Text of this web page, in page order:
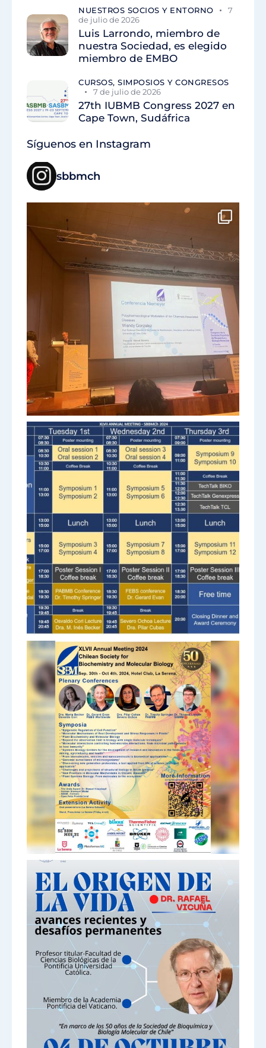
NUESTROS SOCIOS Y ENTORNO
7
de julio de 2026
Luis Larrondo, miembro de
nuestra Sociedad, es elegido
miembro de EMBO
CURSOS, SIMPOSIOS Y CONGRESOS
7 de julio de 2026
27th IUBMB Congress 2027 en
Cape Town, Sudáfrica
Síguenos en Instagram
sbbmch